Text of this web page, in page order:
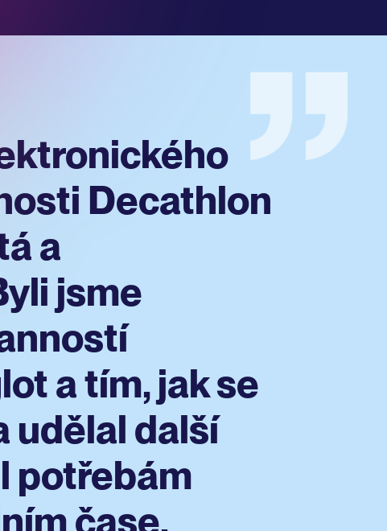
Decathlon
a
jsme
a tím, jak se
udělal další
potřebám
čase.